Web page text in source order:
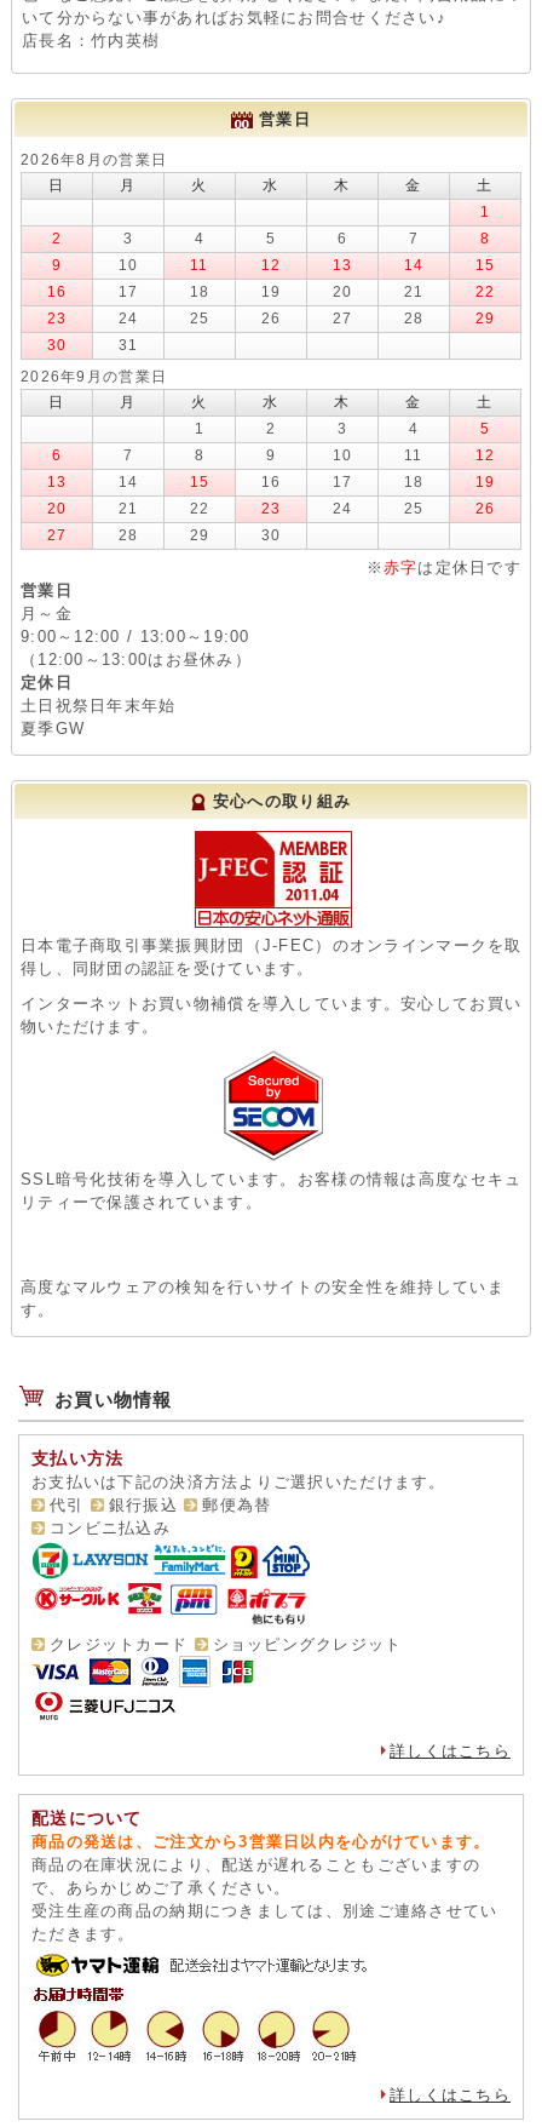
いて分からない事があればお気軽にお問合せください♪
店長名：竹内英樹
営業日
2026年8月の営業日
日
月 火 水 木 金
土
1
2
3 4 5 6 7
8
9
10 11 12 13 14
15
16
17 18 19 20 21
22
23
24 25 26 27 28
29
30
31
2026年9月の営業日
日
月 火 水 木 金
土
1
2 3 4
5
6
7 8 9 10 11
12
13
14 15 16 17 18
19
20
21 22 23 24 25
26
27
28 29 30
※ 赤字は定休日です
営業日
月～金
9:00～12:00 / 13:00～19:00
（12:00～13:00はお昼休み）
定休日
土日祝祭日年末年始
夏季GW
安心への取り組み
日本電子商取引事業振興財団（J-FEC）のオンラインマークを取
得し、同財団の認証を受けています。
インターネットお買い物補償を導入しています。安心してお買い
物いただけます。
SSL暗号化技術を導入しています。お客様の情報は高度なセキュ
リティーで保護されています。
高度なマルウェアの検知を行いサイトの安全性を維持していま
す。
お買い物情報
支払い方法
お支払いは下記の決済方法よりご選択いただけます。
代引
銀行振込
郵便為替
コンビニ払込み
クレジットカード ショッピングクレジット
詳しくはこちら
配送について
商品の発送は、ご注文から3営業日以内を心がけています。
商品の在庫状況により、配送が遅れることもございますの
で、あらかじめご了承ください。
受注生産の商品の納期につきましては、別途ご連絡させてい
ただきます。
詳しくはこちら